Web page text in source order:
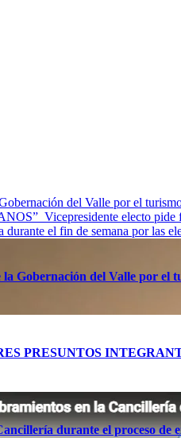
del Valle por el
Vicepresidente electo pide
durante el fin de semana por las
Gobernación del Valle por el
PRESUNTOS
durante el proceso de